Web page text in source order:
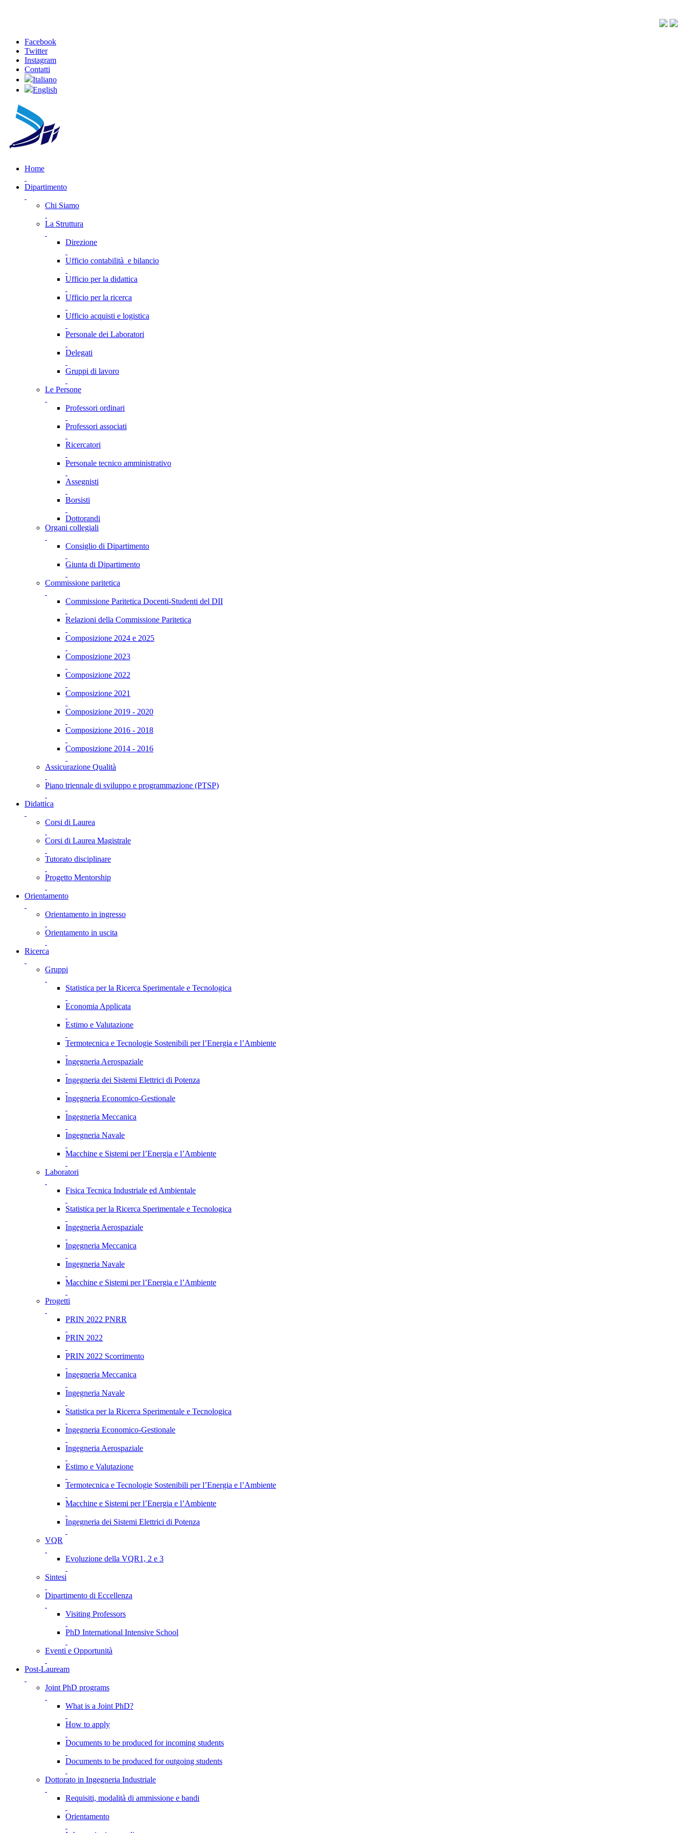
Facebook
Twitter
Instagram
Contatti
Italiano
English
Home
Dipartimento
Chi Siamo
La Struttura
Direzione
Ufficio contabilità e bilancio
Ufficio per la didattica
Ufficio per la ricerca
Ufficio acquisti e logistica
Personale dei Laboratori
Delegati
Gruppi di lavoro
Le Persone
Professori ordinari
Professori associati
Ricercatori
Personale tecnico amministrativo
Assegnisti
Borsisti
Dottorandi
Organi collegiali
Consiglio di Dipartimento
Giunta di Dipartimento
Commissione paritetica
Commissione Paritetica Docenti-Studenti del DII
Relazioni della Commissione Paritetica
Composizione 2024 e 2025
Composizione 2023
Composizione 2022
Composizione 2021
Composizione 2019 - 2020
Composizione 2016 - 2018
Composizione 2014 - 2016
Assicurazione Qualità
Piano triennale di sviluppo e programmazione (PTSP)
Didattica
Corsi di Laurea
Corsi di Laurea Magistrale
Tutorato disciplinare
Progetto Mentorship
Orientamento
Orientamento in ingresso
Orientamento in uscita
Ricerca
Gruppi
Statistica per la Ricerca Sperimentale e Tecnologica
Economia Applicata
Estimo e Valutazione
Termotecnica e Tecnologie Sostenibili per l’Energia e l’Ambiente
Ingegneria Aerospaziale
Ingegneria dei Sistemi Elettrici di Potenza
Ingegneria Economico-Gestionale
Ingegneria Meccanica
Ingegneria Navale
Macchine e Sistemi per l’Energia e l’Ambiente
Laboratori
Fisica Tecnica Industriale ed Ambientale
Statistica per la Ricerca Sperimentale e Tecnologica
Ingegneria Aerospaziale
Ingegneria Meccanica
Ingegneria Navale
Macchine e Sistemi per l’Energia e l’Ambiente
Progetti
PRIN 2022 PNRR
PRIN 2022
PRIN 2022 Scorrimento
Ingegneria Meccanica
Ingegneria Navale
Statistica per la Ricerca Sperimentale e Tecnologica
Ingegneria Economico-Gestionale
Ingegneria Aerospaziale
Estimo e Valutazione
Termotecnica e Tecnologie Sostenibili per l’Energia e l’Ambiente
Macchine e Sistemi per l’Energia e l’Ambiente
Ingegneria dei Sistemi Elettrici di Potenza
VQR
Evoluzione della VQR1, 2 e 3
Sintesi
Dipartimento di Eccellenza
Visiting Professors
PhD International Intensive School
Eventi e Opportunità
Post-Lauream
Joint PhD programs
What is a Joint PhD?
How to apply
Documents to be produced for incoming students
Documents to be produced for outgoing students
Dottorato in Ingegneria Industriale
Requisiti, modalità di ammissione e bandi
Orientamento